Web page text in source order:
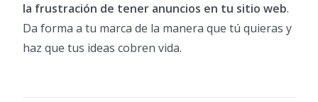
la frustración de tener anuncios en tu sitio web.
Da forma a tu marca de la manera que tú quieras y
haz que tus ideas cobren vida.